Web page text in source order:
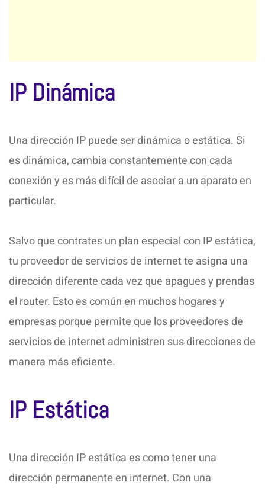
IP Dinámica
Una dirección IP puede ser dinámica o estática. Si
es dinámica, cambia constantemente con cada
conexión y es más difícil de asociar a un aparato en
particular.
Salvo que contrates un plan especial con IP estática,
tu proveedor de servicios de internet te asigna una
dirección diferente cada vez que apagues y prendas
el router. Esto es común en muchos hogares y
empresas porque permite que los proveedores de
servicios de internet administren sus direcciones de
manera más eficiente.
IP Estática
Una dirección IP estática es como tener una
dirección permanente en internet. Con una